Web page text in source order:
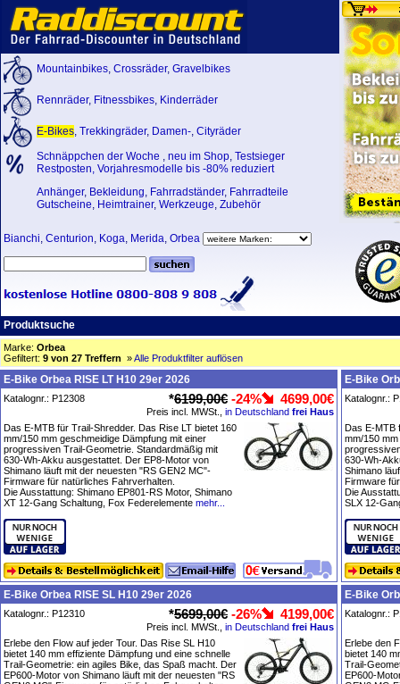
Mountainbikes, Crossräder, Gravelbikes
Rennräder, Fitnessbikes, Kinderräder
E-Bikes, Trekkingräder, Damen-, Cityräder
Schnäppchen der Woche , neu im Shop, Testsieger
Restposten, Vorjahresmodelle bis -80% reduziert
Anhänger, Bekleidung, Fahrradständer, Fahrradteile
Gutscheine, Heimtrainer, Werkzeuge, Zubehör
Bianchi, Centurion, Koga, Merida, Orbea
Produktsuche
Marke: Orbea
Gefiltert: 9 von 27 Treffern »Alle Produktfilter auflösen
E-Bike Orbea RISE LT H10 29er 2026
Katalognr.: P12308 *6199,00€ -24% 4699,00€
Preis incl. MWSt., in Deutschland frei Haus
Das E-MTB für Trail-Shredder. Das Rise LT bietet 160
mm/150 mm geschmeidige Dämpfung mit einer
progressiven Trail-Geometrie. Standardmäßig mit
630-Wh-Akku ausgestattet. Der EP8-Motor von
Shimano läuft mit der neuesten "RS GEN2 MC"-
Firmware für natürliches Fahrverhalten.
Die Ausstattung: Shimano EP801-RS Motor, Shimano
XT 12-Gang Schaltung, Fox Federelemente mehr...
E-Bike
Katalognr.:
Das E-MTB
mm/150
630-Wh-
Shimano
Firmware
Die
SLX 12-
E-Bike Orbea RISE SL H10 29er 2026
Katalognr.: P12310 *5699,00€ -26% 4199,00€
Preis incl. MWSt., in Deutschland frei Haus
Erlebe den Flow auf jeder Tour. Das Rise SL H10
bietet 140 mm effiziente Dämpfung und eine schnelle
Trail-Geometrie: ein agiles Bike, das Spaß macht. Der
EP600-Motor von Shimano läuft mit der neuesten "RS
E-Bike
Katalognr.:
Erlebe den
bietet 140
Trail-
EP600-